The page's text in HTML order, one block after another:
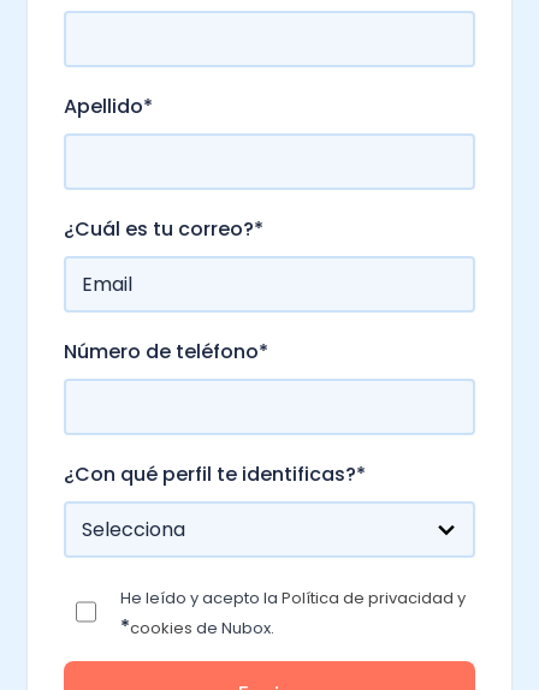
Apellido*
¿Cuál es tu correo?*
Número de teléfono*
¿Con qué perfil te identificas?*
He leído y acepto laPolítica de privacidad y
cookies de Nubox.
*